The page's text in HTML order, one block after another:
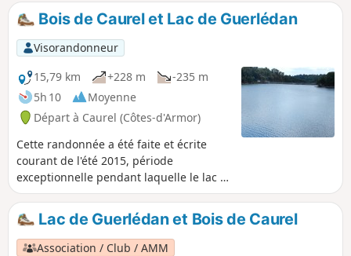
Notre-Dame de Bon Repos. Trajet retour par
l'Ouest du lac.
Bois de Caurel et Lac de Guerlédan
Visorandonneur
15,79 km
+228 m
-235 m
5h 10
Moyenne
Départ à Caurel (Côtes-d'Armor)
Cette randonnée a été faite et écrite
courant de l'été 2015, période
exceptionnelle pendant laquelle le lac a
été asséché pour permettre l'entretien
du barrage.Nous invitons bien sur les
randonneurs à faire ce circuit en
période printanière où couleurs et
Lac de Guerlédan et Bois de Caurel
Association / Club / AMM